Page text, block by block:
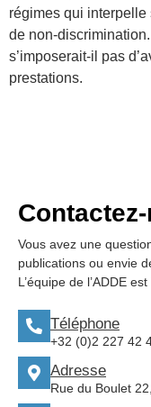
régimes qui interpelle
de non-
s’imposerait-il pas
prestations.
Vous avez une
publications ou envie
L’équipe de l’ADDE
Téléphone
+32 (0)2 227 42
Adresse
Rue du Boulet